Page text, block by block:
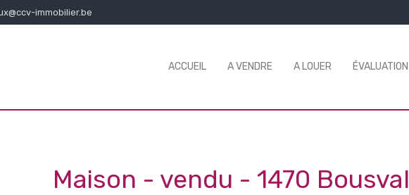
immobilier.be
ACCUEIL A VENDRE A LOUER ÉVALUATION
Maison - vendu - 1470 Bousval